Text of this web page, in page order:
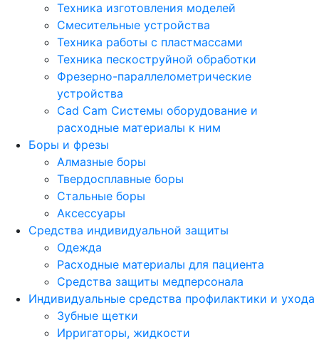
Техника изготовления моделей
Смесительные устройства
Техника работы с пластмассами
Техника пескоструйной обработки
Фрезерно-параллелометрические
устройства
Cad Cam Системы оборудование и
расходные материалы к ним
Боры и фрезы
Алмазные боры
Твердосплавные боры
Стальные боры
Аксессуары
Средства индивидуальной защиты
Одежда
Расходные материалы для пациента
Средства защиты медперсонала
Индивидуальные средства профилактики и ухода
Зубные щетки
Ирригаторы, жидкости